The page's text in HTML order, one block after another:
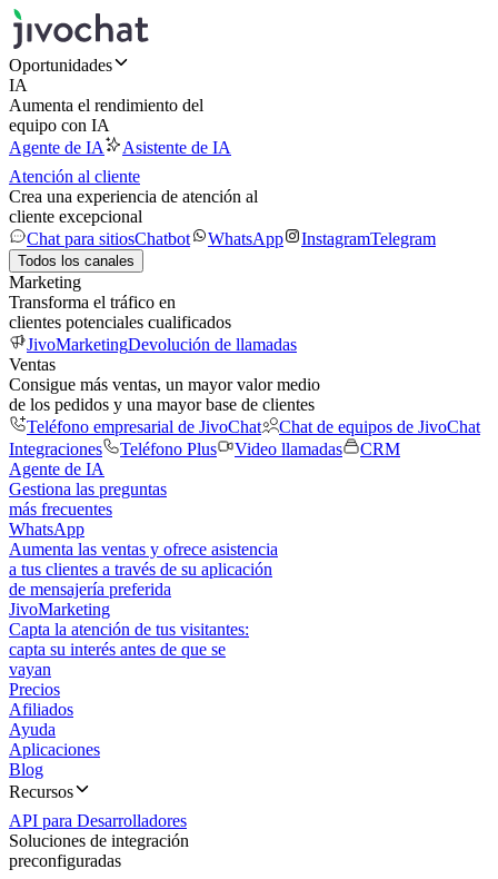
Oportunidades
IA
Aumenta el rendimiento del
equipo con IA
Agente de IA
Asistente de IA
Atención al cliente
Crea una experiencia de atención al
cliente excepcional
Chat para sitiosChatbot WhatsApp InstagramTelegram
Todos los canales
Marketing
Transforma el tráfico en
clientes potenciales cualificados
JivoMarketingDevolución de llamadas
Ventas
Consigue más ventas, un mayor valor medio
de los pedidos y una mayor base de clientes
Teléfono empresarial de JivoChat
Chat de equipos de JivoChat
Integraciones
Teléfono Plus Video llamadas
CRM
Agente de IA
Gestiona las preguntas
más frecuentes
WhatsApp
Aumenta las ventas y ofrece asistencia
a tus clientes a través de su aplicación
de mensajería preferida
JivoMarketing
Capta la atención de tus visitantes:
capta su interés antes de que se
vayan
Precios
Afiliados
Ayuda
Aplicaciones
Blog
Recursos
API para Desarrolladores
Soluciones de integración
preconfiguradas